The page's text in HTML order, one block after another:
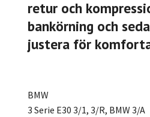
retur och
bankörning och
justera för
BMW
3 Serie E30 3/1, 3/R, BMW 3/A